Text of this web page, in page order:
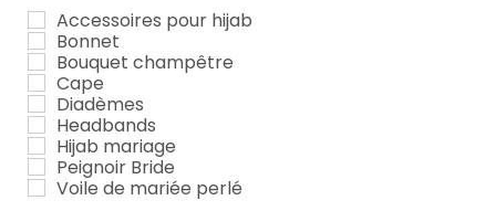
Accessoires pour hijab
Bonnet
Bouquet champêtre
Cape
Diadèmes
Headbands
Hijab mariage
Peignoir Bride
Voile de mariée perlé